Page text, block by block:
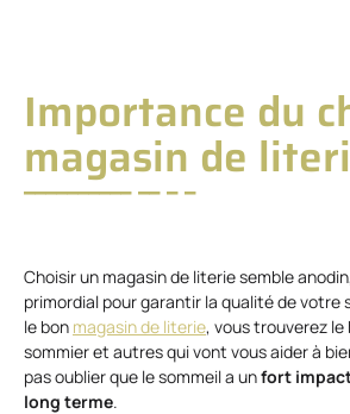
Importance du
magasin de
Choisir un magasin de literie semble
primordial pour garantir la qualité de votre
le bon magasin de literie, vous trouverez le
sommier et autres qui vont vous aider à
pas oublier que le sommeil a unfort
long terme.